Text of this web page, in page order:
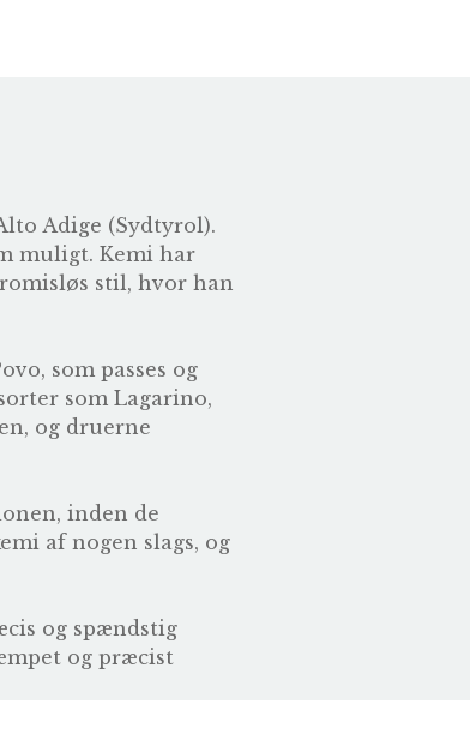
Adige (Sydtyrol).
muligt. Kemi har
stil, hvor han
som passes og
som Lagarino,
og druerne
inden de
af nogen slags, og
og spændstig
og præcist